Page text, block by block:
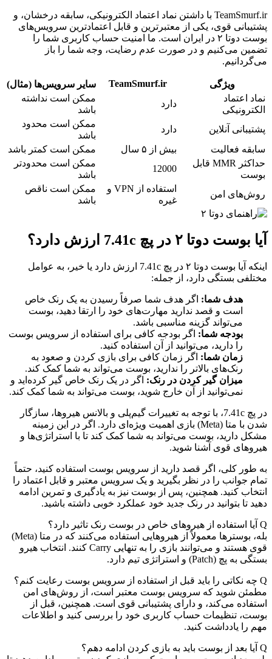
TeamSmurf.ir با داشتن نماد اعتماد الکترونیکی، سابقه درخشان، و
پشتیبانی قوی، یکی از معتبرترین و قابل اعتمادترین سرویس‌های
بوست دوتا ۲ در ایران است. ما امنیت حساب کاربری شما را
تضمین می‌کنیم و در صورت عدم رضایت، وجه شما را باز
می‌گردانیم.
ویژگی TeamSmurf.ir
سایر سرویس‌ها (مثال)
نماد اعتماد
الکترونیکی
دارد
ممکن است نداشته
باشد
پشتیبانی آنلاین
دارد
ممکن است محدود
باشد
سابقه فعالیت
بیش از ۵ سال
ممکن است کمتر باشد
حداکثر MMR قابل
بوست
12000
ممکن است محدودتر
باشد
روش‌های امن
استفاده از VPN و
غیره
ممکن است ناقص
باشد
آیا بوست دوتا ۲ در پچ 7.41c ارزش دارد؟
اینکه آیا بوست دوتا ۲ در پچ 7.41c ارزش دارد یا خیر، به عوامل
مختلفی بستگی دارد، از جمله:
هدف شما: اگر هدف شما صرفاً رسیدن به یک رنک خاص
است و قصد ندارید مهارت‌های خود را ارتقا دهید، بوست
می‌تواند گزینه مناسبی باشد.
بودجه شما: اگر بودجه کافی برای استفاده از سرویس بوست
را دارید، می‌توانید از آن استفاده کنید.
زمان شما: اگر زمان کافی برای بازی کردن و صعود به
رنک‌های بالاتر را ندارید، بوست می‌تواند به شما کمک کند.
میزان گیر کردن در رنک: اگر در یک رنک خاص گیر کرده‌اید و
نمی‌توانید از آن خارج شوید، بوست می‌تواند به شما کمک کند.
در پچ 7.41c، با توجه به تغییرات گیم‌پلی و بالانس هیروها، سازگار
شدن با متا (Meta) بازی اهمیت ویژه‌ای دارد. اگر در این زمینه
مشکل دارید، بوست می‌تواند به شما کمک کند تا با استراتژی‌ها و
هیروهای قوی آشنا شوید.
به طور کلی، اگر قصد دارید از سرویس بوست استفاده کنید، حتماً
تمام جوانب را در نظر بگیرید و یک سرویس معتبر و قابل اعتماد را
انتخاب کنید. همچنین، پس از بوست نیز به یادگیری و تمرین ادامه
دهید تا بتوانید در رنک جدید خود عملکرد خوبی داشته باشید.
Q آیا استفاده از هیروهای خاص در بوست رنک تاثیر دارد؟
بله، بوسترها معمولاً از هیروهایی استفاده می‌کنند که در متا (Meta)
قوی هستند و می‌توانند بازی را به تنهایی Carry کنند. انتخاب هیرو
بستگی به پچ (Patch) و استراتژی تیم دارد.
Q چه نکاتی را باید قبل از استفاده از سرویس بوست رعایت کنم؟
مطمئن شوید که سرویس بوست معتبر است، از روش‌های امن
استفاده می‌کند، و دارای پشتیبانی قوی است. همچنین، قبل از
بوست، تنظیمات حساب کاربری خود را بررسی کنید و اطلاعات
مهم را یادداشت کنید.
Q آیا بعد از بوست باید به بازی کردن ادامه دهم؟